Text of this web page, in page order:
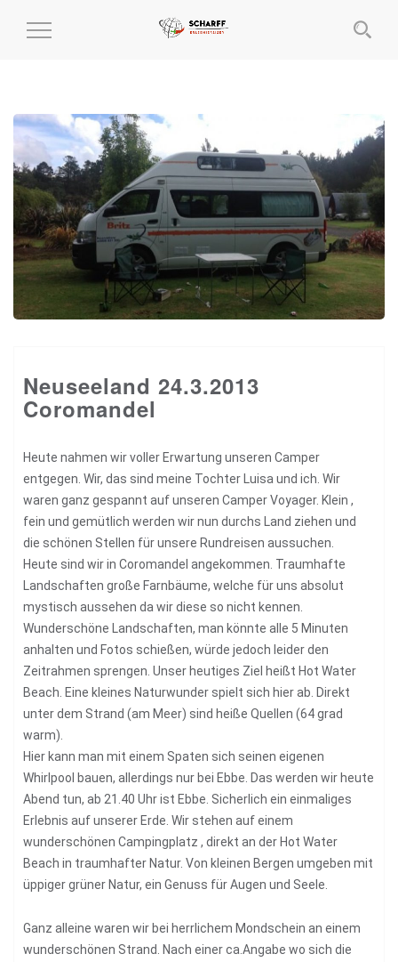
MENÜ
Neuseeland 24.3.2013
Coromandel
Heute nahmen wir voller Erwartung unseren Camper
entgegen. Wir, das sind meine Tochter Luisa und ich. Wir
waren ganz gespannt auf unseren Camper Voyager. Klein ,
fein und gemütlich werden wir nun durchs Land ziehen und
die schönen Stellen für unsere Rundreisen aussuchen.
Heute sind wir in Coromandel angekommen. Traumhafte
Landschaften große Farnbäume, welche für uns absolut
mystisch aussehen da wir diese so nicht kennen.
Wunderschöne Landschaften, man könnte alle 5 Minuten
anhalten und Fotos schießen, würde jedoch leider den
Zeitrahmen sprengen. Unser heutiges Ziel heißt Hot Water
Beach. Eine kleines Naturwunder spielt sich hier ab. Direkt
unter dem Strand (am Meer) sind heiße Quellen (64 grad
warm).
Hier kann man mit einem Spaten sich seinen eigenen
Whirlpool bauen, allerdings nur bei Ebbe. Das werden wir heute
Abend tun, ab 21.40 Uhr ist Ebbe. Sicherlich ein einmaliges
Erlebnis auf unserer Erde. Wir stehen auf einem
wunderschönen Campingplatz , direkt an der Hot Water
Beach in traumhafter Natur. Von kleinen Bergen umgeben mit
üppiger grüner Natur, ein Genuss für Augen und Seele.
Ganz alleine waren wir bei herrlichem Mondschein an einem
wunderschönen Strand. Nach einer ca.Angabe wo sich die